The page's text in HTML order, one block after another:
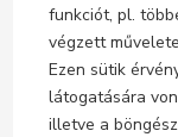
funkciót, pl.
végzett
Ezen sütik
látogatására
illetve a